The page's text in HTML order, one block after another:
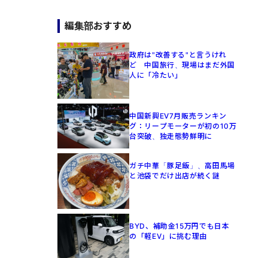
編集部おすすめ
政府は"改善する"と言うけれ
ど 中国旅行、現場はまだ外国
人に「冷たい」
中国新興EV7月販売ランキン
グ：リープモーターが初の10万
台突破、独走態勢鮮明に
ガチ中華「豚足飯」、高田馬場
と池袋でだけ出店が続く謎
BYD、補助金15万円でも日本
の「軽EV」に挑む理由